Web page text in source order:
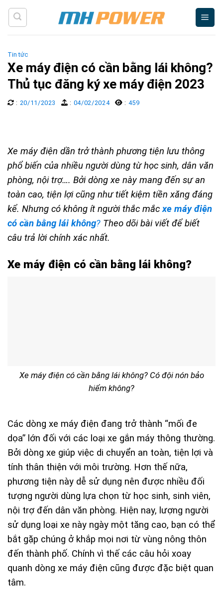
Skip
content
Tin tức
Xe máy điện có cần bằng lái không?
Thủ tục đăng ký xe máy điện 2023
: 20/11/2023 : 04/02/2024 : 459
Xe máy điện dần trở thành phương tiện lưu thông
phổ biến của nhiều người dùng từ học sinh, dân văn
phòng, nội trợ…. Bởi dòng xe này mang đến sự an
toàn cao, tiện lợi cũng như tiết kiệm tiền xăng đáng
kể. Nhưng có không ít người thắc mắcxe máy điện
có cần bằng lái không? Theo dõi bài viết để biết
câu trả lời chính xác nhất.
Xe máy điện có cần bằng lái không?
Xe máy điện có cần bằng lái không? Có đội nón bảo
hiểm không?
Các dòng xe máy điện đang trở thành “mối đe
dọa” lớn đối với các loại xe gắn máy thông thường.
Bởi dòng xe giúp việc di chuyển an toàn, tiện lợi và
tính thân thiện với môi trường. Hơn thế nữa,
phương tiện này dễ sử dụng nên được nhiều đối
tượng người dùng lựa chọn từ học sinh, sinh viên,
nội trợ đến dân văn phòng. Hiện nay, lượng người
sử dụng loại xe này ngày một tăng cao, bạn có thể
bắt gặp chúng ở khắp mọi nơi từ vùng nông thôn
đến thành phố. Chính vì thế các câu hỏi xoay
quanh dòng xe máy điện cũng được đặc biệt quan
tâm.